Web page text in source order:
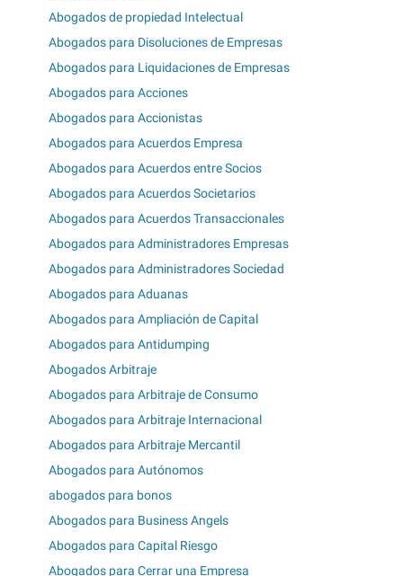
Abogados de propiedad Intelectual
Abogados para Disoluciones de Empresas
Abogados para Liquidaciones de Empresas
Abogados para Acciones
Abogados para Accionistas
Abogados para Acuerdos Empresa
Abogados para Acuerdos entre Socios
Abogados para Acuerdos Societarios
Abogados para Acuerdos Transaccionales
Abogados para Administradores Empresas
Abogados para Administradores Sociedad
Abogados para Aduanas
Abogados para Ampliación de Capital
Abogados para Antidumping
Abogados Arbitraje
Abogados para Arbitraje de Consumo
Abogados para Arbitraje Internacional
Abogados para Arbitraje Mercantil
Abogados para Autónomos
abogados para bonos
Abogados para Business Angels
Abogados para Capital Riesgo
Abogados para Cerrar una Empresa